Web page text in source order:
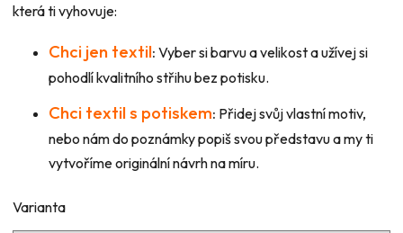
která ti vyhovuje:
Chci jen textil: Vyber si barvu a velikost a užívej si
pohodlí kvalitního střihu bez potisku.
Chci textil s potiskem: Přidej svůj vlastní motiv,
nebo nám do poznámky popiš svou představu a my ti
vytvoříme originální návrh na míru.
Varianta